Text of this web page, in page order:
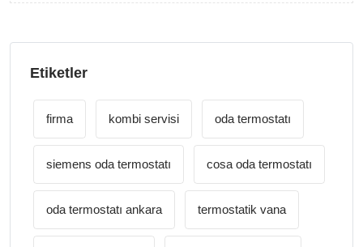
Etiketler
firma kombi servisi oda termostatı
siemens oda termostatı cosa oda termostatı
oda termostatı ankara termostatik vana